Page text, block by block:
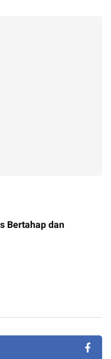
Bertahap dan